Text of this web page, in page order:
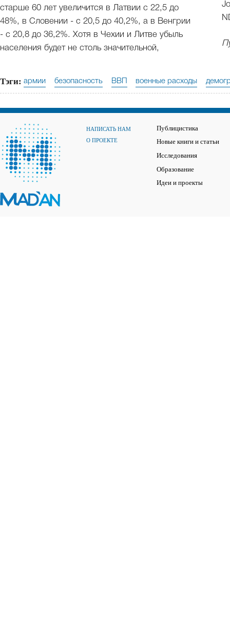
старше 60 лет увеличится в Латвии с 22,5 до
48%, в Словении - с 20,5 до 40,2%, а в Венгрии
- с 20,8 до 36,2%. Хотя в Чехии и Литве убыль
населения будет не столь значительной,
Тэги: армии безопасность ВВП военные расходы
НАПИСАТЬ НАМ
О ПРОЕКТЕ
Публицистика
Новые книги и статьи
Исследования
Образование
Идеи и проекты